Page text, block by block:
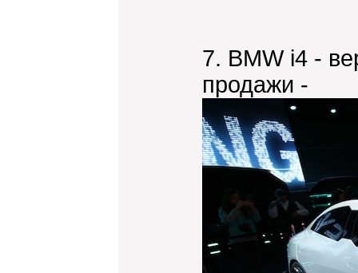
7. BMW i4 -
продажи -